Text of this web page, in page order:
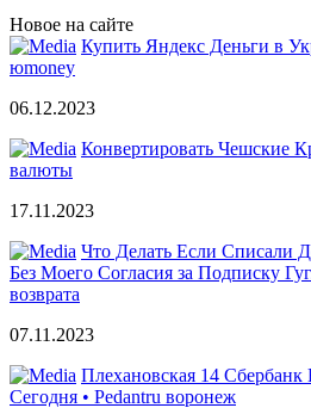
Новое на сайте
Купить Яндекс Деньги в
юmoney
06.12.2023
Конвертировать Чешские
валюты
17.11.2023
Что Делать Если Списали
Без Моего Согласия за Подписку
возврата
07.11.2023
Плехановская 14
Сегодня • Pedantru воронеж